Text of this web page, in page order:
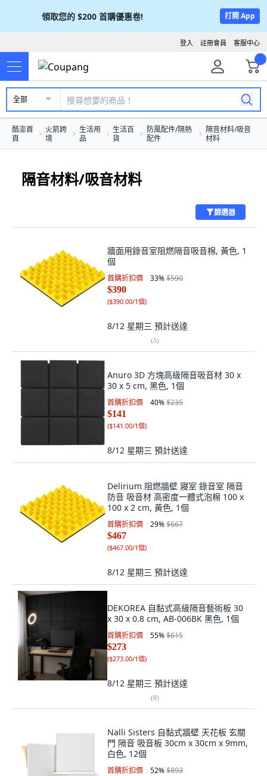
領取您的 $200 首購優惠卷! 打開 App
客服中心
註冊會員
登入
全部
酷澎首
頁
火箭跨
境
生活用
品
生活百
貨
防風配件/隔熱
配件
隔音材料/吸音
材料
隔音材料/吸音材料
篩選器
牆面用錄音室阻燃隔音吸音棉, 黃色, 1
個
首購折扣價 33%$590
$390
($390.00/1個)
8/12 星期三 預計送達
(5)
Anuro 3D 方塊高級隔音吸音材 30 x
30 x 5 cm, 黑色, 1個
首購折扣價 40%$235
$141
($141.00/1個)
8/12 星期三 預計送達
Delirium 阻燃牆壁 寢室 錄音室 隔音
防音 吸音材 高密度一體式泡棉 100 x
100 x 2 cm, 黃色, 1個
首購折扣價 29%$667
$467
($467.00/1個)
8/12 星期三 預計送達
DEKOREA 自黏式高級隔音藝術板 30
x 30 x 0.8 cm, AB-006BK 黑色, 1個
首購折扣價 55%$615
$273
($273.00/1個)
8/12 星期三 預計送達
(8)
Nalli Sisters 自黏式牆壁 天花板 玄關
門 隔音 吸音板 30cm x 30cm x 9mm,
白色, 12個
首購折扣價 52%$893